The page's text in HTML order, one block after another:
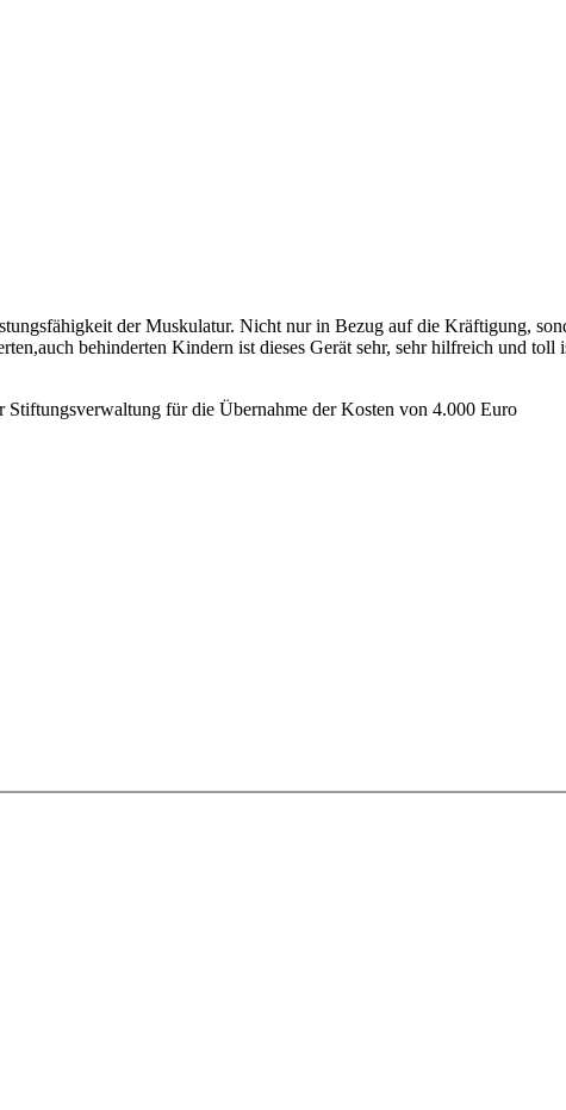
der Muskulatur. Nicht nur in Bezug auf die Kräftigung,
behinderten Kindern ist dieses Gerät sehr, sehr hilfreich und toll
Stiftungsverwaltung für die Übernahme der Kosten von 4.000 Euro